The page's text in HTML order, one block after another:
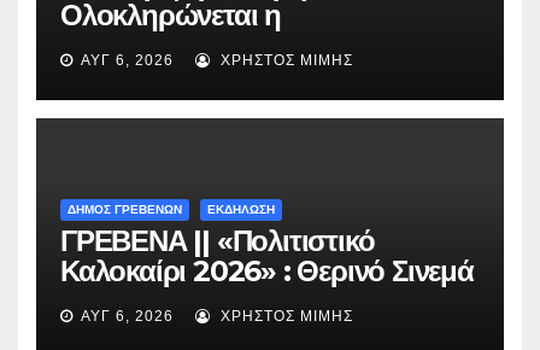
Ολοκληρώνεται η
ασφαλτόστρωση της οδού
Περιβόλι – Αβδέλλα
ΑΥΓ 6, 2026 ΧΡΉΣΤΟΣ ΜΊΜΗΣ
ΔΗΜΟΣ ΓΡΕΒΕΝΩΝ ΕΚΔΗΛΩΣΗ
ΓΡΕΒΕΝΑ || «Πολιτιστικό
Καλοκαίρι 2026» : Θερινό Σινεμά
με την βραβευμένη ταινία
«Μικρές Ανάσες».
ΑΥΓ 6, 2026 ΧΡΉΣΤΟΣ ΜΊΜΗΣ